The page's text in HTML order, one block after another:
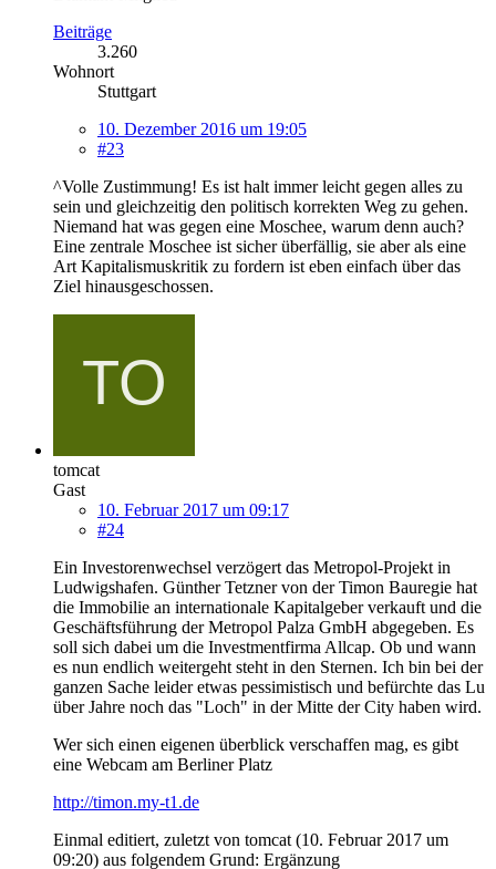
Beiträge
3.260
Wohnort
Stuttgart
10. Dezember 2016 um 19:05
#23
^Volle Zustimmung! Es ist halt immer leicht gegen alles zu
sein und gleichzeitig den politisch korrekten Weg zu gehen.
Niemand hat was gegen eine Moschee, warum denn auch?
Eine zentrale Moschee ist sicher überfällig, sie aber als eine
Art Kapitalismuskritik zu fordern ist eben einfach über das
Ziel hinausgeschossen.
tomcat
Gast
10. Februar 2017 um 09:17
#24
Ein Investorenwechsel verzögert das Metropol-Projekt in
Ludwigshafen. Günther Tetzner von der Timon Bauregie hat
die Immobilie an internationale Kapitalgeber verkauft und die
Geschäftsführung der Metropol Palza GmbH abgegeben. Es
soll sich dabei um die Investmentfirma Allcap. Ob und wann
es nun endlich weitergeht steht in den Sternen. Ich bin bei der
ganzen Sache leider etwas pessimistisch und befürchte das Lu
über Jahre noch das "Loch" in der Mitte der City haben wird.
Wer sich einen eigenen überblick verschaffen mag, es gibt
eine Webcam am Berliner Platz
http://timon.my-t1.de
Einmal editiert, zuletzt von tomcat (10. Februar 2017 um
09:20) aus folgendem Grund: Ergänzung